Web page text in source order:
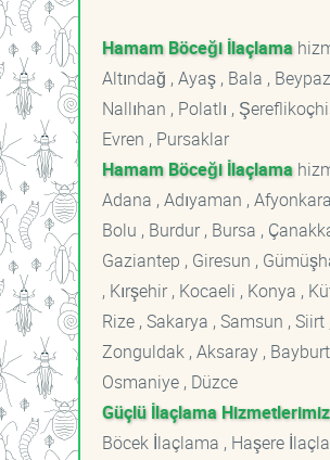
Hamam Böceği İlaçlama
Altındağ , Ayaş , Bala ,
Nallıhan , Polatlı ,
Evren , Pursaklar
Hamam Böceği İlaçlama
Adana , Adıyaman ,
Bolu , Burdur , Bursa ,
Gaziantep , Giresun ,
, Kırşehir , Kocaeli , Konya ,
Rize , Sakarya , Samsun ,
Zonguldak , Aksaray , Bayburt
Osmaniye , Düzce
Güçlü İlaçlama
Böcek İlaçlama , Haşere